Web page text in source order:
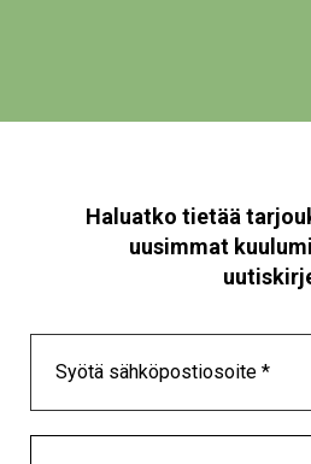
Haluatko tietää
uusimmat